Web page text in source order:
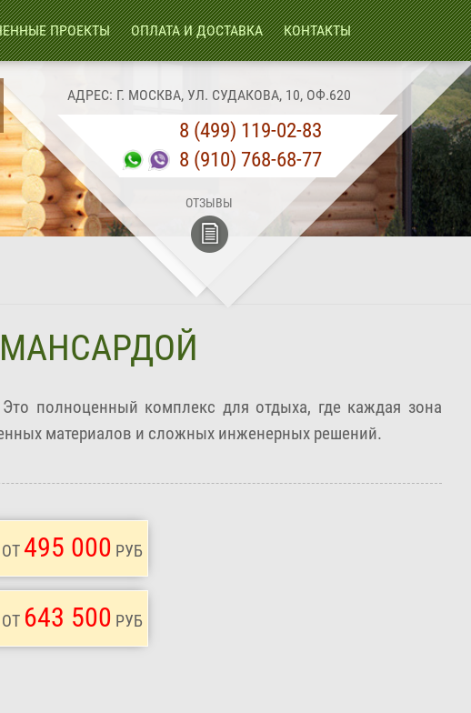
АДРЕС: Г. МОСКВА, УЛ. СУДАКОВА, 10, ОФ.620
8 (499) 119-02-83
8 (910) 768-68-77
ОТЗЫВЫ
ПРОЕКТЫ ОПЛАТА И ДОСТАВКА КОНТАКТЫ
МАНСАРДОЙ
полноценный комплекс для отдыха, где каждая зона
материалов и сложных инженерных решений.
ОТ495 000 РУБ
ОТ 643 500 РУБ